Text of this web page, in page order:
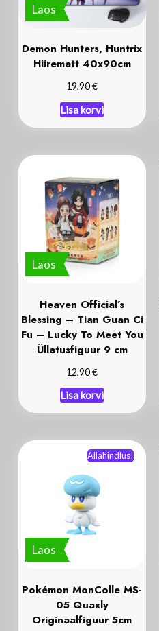
Laos
Demon Hunters, Huntrix
Hiirematt 40x90cm
19,90€
Lisa korvi
Laos
Heaven Official’s
Blessing – Tian Guan Ci
Fu – Lucky To Meet You
Üllatusfiguur 9 cm
12,90€
Lisa korvi
Laos
Allahindlus!
Pokémon MonColle MS-
05 Quaxly
Originaalfiguur 5cm